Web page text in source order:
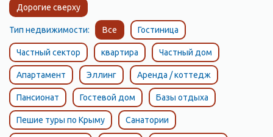
Дорогие сверху
Тип недвижимости: Все Гостиница
Частный сектор квартира Частный дом
Апартамент Эллинг Аренда / коттедж
Пансионат Гостевой дом Базы отдыха
Пешие туры по Крыму Санатории